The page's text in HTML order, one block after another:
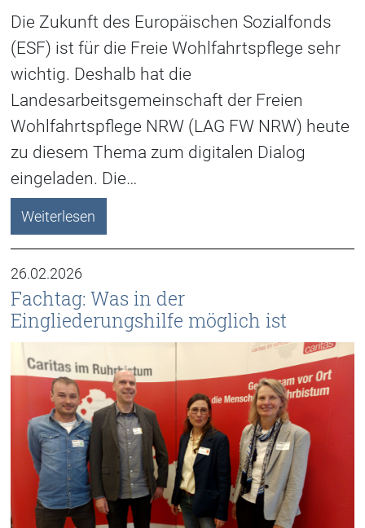
Die Zukunft des Europäischen Sozialfonds
(ESF) ist für die Freie Wohlfahrtspflege sehr
wichtig. Deshalb hat die
Landesarbeitsgemeinschaft der Freien
Wohlfahrtspflege NRW (LAG FW NRW) heute
zu diesem Thema zum digitalen Dialog
eingeladen. Die…
Weiterlesen
26.02.2026
Fachtag: Was in der
Eingliederungshilfe möglich ist